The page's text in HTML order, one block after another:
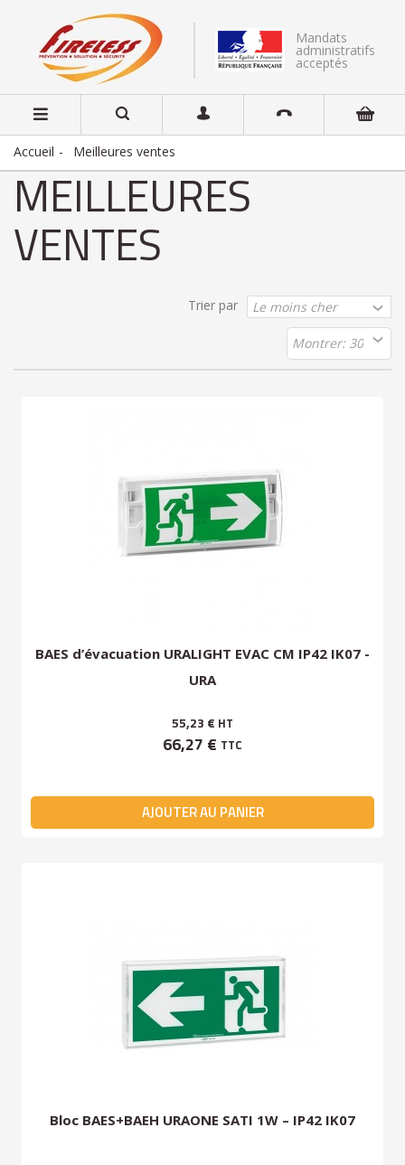
Mandats
administratifs
acceptés
Accueil Meilleures ventes
MEILLEURES
VENTES
Trier par
BAES d’évacuation URALIGHT EVAC CM IP42 IK07 -
URA
55,23 € HT
66,27 € TTC
AJOUTER AU PANIER
Bloc BAES+BAEH URAONE SATI 1W – IP42 IK07